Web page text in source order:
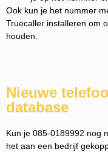
Ook kun je het nummer
Truecaller installeren om
houden.
Nieuwe
database
Kun je 085-0189992 nog
het aan een bedrijf